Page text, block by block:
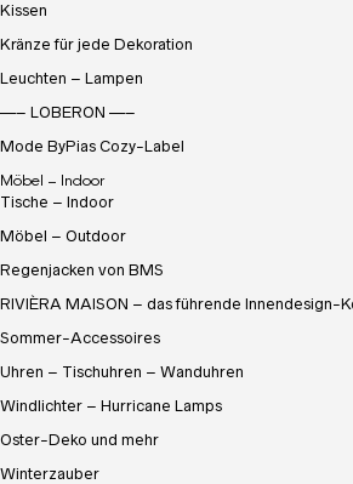
Kissen
Kränze für jede Dekoration
Leuchten – Lampen
—– LOBERON —–
Mode ByPias Cozy-Label
Möbel – Indoor
Tische – Indoor
Möbel – Outdoor
Regenjacken von BMS
RIVIÈRA MAISON – das führende Innendesign-
Sommer-Accessoires
Uhren – Tischuhren – Wanduhren
Windlichter – Hurricane Lamps
Oster-Deko und mehr
Winterzauber